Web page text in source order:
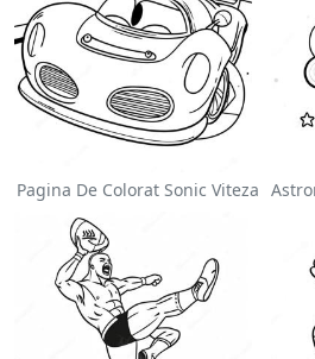
Pagina De Colorat Sonic Viteza